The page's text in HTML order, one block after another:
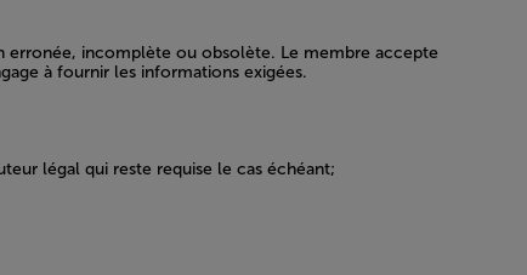
erronée, incomplète ou obsolète. Le membre accepte
à fournir les informations exigées.
légal qui reste requise le cas échéant;